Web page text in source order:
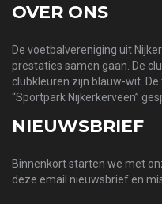
OVER ONS
De voetbalvereniging uit
prestaties samen gaan. De
clubkleuren zijn blauw-wit.
“Sportpark Nijkerkerveen”
NIEUWSBRIEF
Binnenkort starten we met
deze email nieuwsbrief en